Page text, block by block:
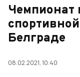
Чемпионат
Белграде
08.02.2021, 10:40